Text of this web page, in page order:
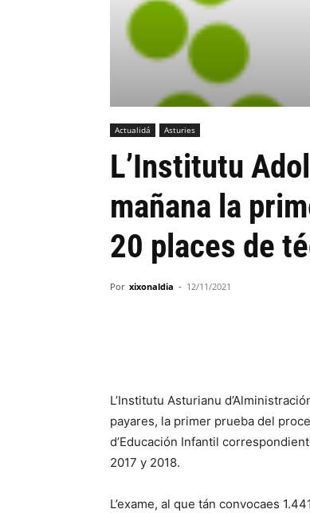
Actualidá Asturies
L’Institutu
mañana la
20 places de
Por xixonaldia - 12/11/2021
L’Institutu Asturianu
payares, la primer prueba del
d’Educación Infantil
2017 y 2018.
L’exame, al que tán convocaes